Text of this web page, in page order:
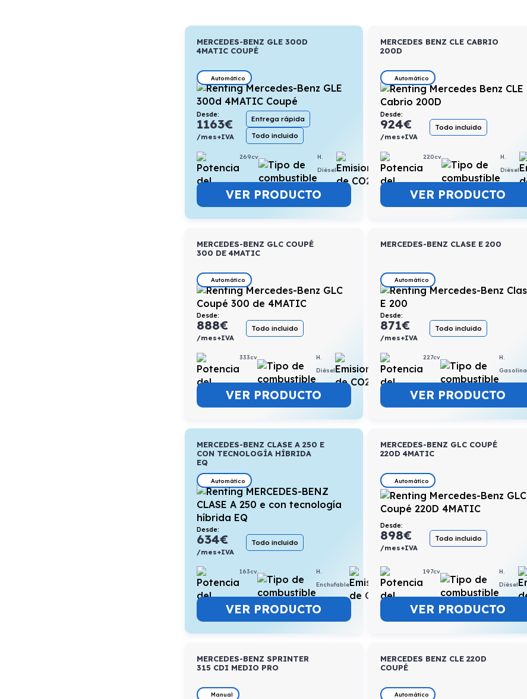
MERCEDES-BENZ GLE 300D
4MATIC COUPÉ
Automático
Desde:
1163€
/mes+IVA
Entrega rápida
Todo incluido
269cv
H.
Diésel
6,9l/100km
VER PRODUCTO
MERCEDES BENZ CLE CABRIO
200D
Automático
Desde:
924€
/mes+IVA
Todo incluido
220cv
H.
Diésel
VER PRODUCTO
MERCEDES-BENZ GLC COUPÉ
300 DE 4MATIC
Automático
Desde:
888€
/mes+IVA
Todo incluido
333cv
H.
Diésel
0,4l/100km
VER PRODUCTO
MERCEDES-BENZ CLASE E 200
Automático
Desde:
871€
/mes+IVA
Todo incluido
227cv
H.
Gasolina
VER PRODUCTO
MERCEDES-BENZ CLASE A 250 E
CON TECNOLOGÍA HÍBRIDA
EQ
Automático
Desde:
634€
/mes+IVA
Todo incluido
163cv
H.
Enchufable
0,8l/100km
VER PRODUCTO
MERCEDES-BENZ GLC COUPÉ
220D 4MATIC
Automático
Desde:
898€
/mes+IVA
Todo incluido
197cv
H.
Diésel
VER PRODUCTO
MERCEDES-BENZ SPRINTER
315 CDI MEDIO PRO
Manual
MERCEDES BENZ CLE 220D
COUPÉ
Automático